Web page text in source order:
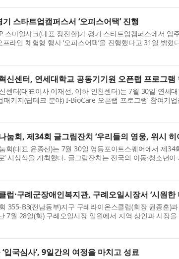
스타트업캠퍼스서 ‘오피스어택’ 진행
스마일샤크(대표 장진환)가 경기 스타트업캠퍼스에서 입
라인 체험형 행사 ‘오피스어택’을 진행했다고 31일 밝혔
제1테크노밸리에 조성한 공공 창업보육 시설로, ...
신센터, 연세대학교 공동기기원 오픈랩 프로그램
센터(대표이사 이재선, 이하 인천센터)는 7월 30일 연세
패키지(딥테크 분야) I-BioCare 오픈랩 프로그램’ 참여기
다고 밝혔다. 이번 현장투어는 바이오·헬스케어 분...
눔회, 제34회 글그림잔치 ‘우리들의 영웅, 위시 히
회(대표 윤종선)는 7월 30일 영등포아트스퀘어에서 제34
’ 시상식을 개최했다. 글그림잔치는 전국의 아동·청소년
롭게 표현하고, 서로의 작품을 통해 이야기를 ...
럽·구례군장애인복지관, 구례오일시장서 ‘시원한
355-B3(전남동부)지구 구례라이온스클럽(회장 권종훈)
7월 28일(화) 구례오일시장 일원에서 지역 상인과 시장
한 나눔’ 봉사활동을 공동으로 진행했다. 이번 봉...
입국심사’, 9일간의 여정을 마치고 성료